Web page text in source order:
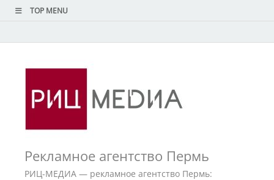
TOP MENU
Рекламное агентство Пермь
РИЦ-МЕДИА — рекламное агентство Пермь: